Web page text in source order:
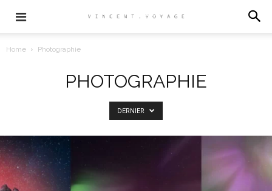
Home Photographie
PHOTOGRAPHIE
DERNIER